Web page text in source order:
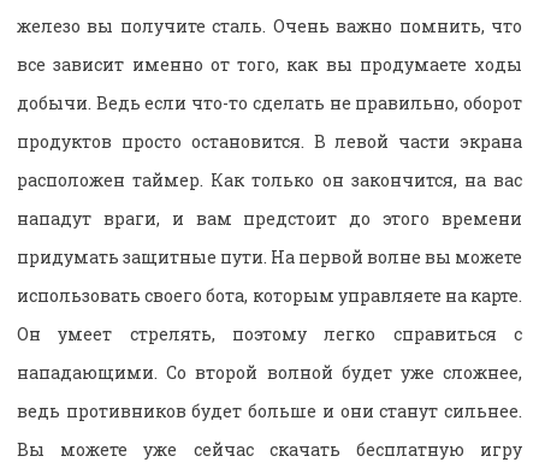
железо вы получите сталь. Очень важно помнить, что
все зависит именно от того, как вы продумаете ходы
добычи. Ведь если что-то сделать не правильно, оборот
продуктов просто остановится. В левой части экрана
расположен таймер. Как только он закончится, на вас
нападут враги, и вам предстоит до этого времени
придумать защитные пути. На первой волне вы можете
использовать своего бота, которым управляете на карте.
Он умеет стрелять, поэтому легко справиться с
нападающими. Со второй волной будет уже сложнее,
ведь противников будет больше и они станут сильнее.
Вы можете уже сейчас скачать бесплатную игру